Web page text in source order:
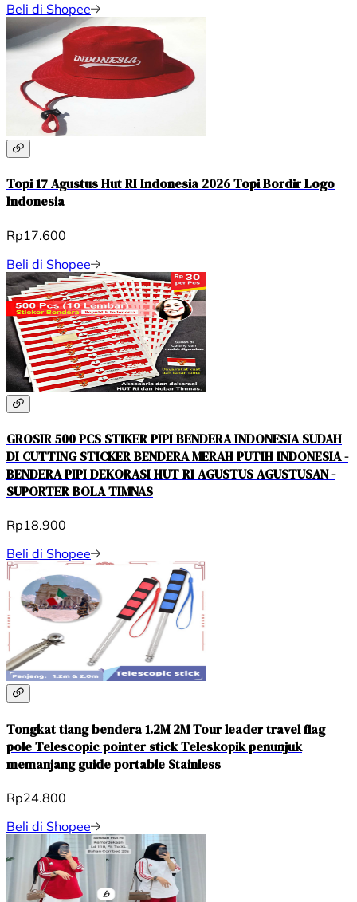
Beli di Shopee
Topi 17 Agustus Hut RI Indonesia 2026 Topi Bordir Logo
Indonesia
Rp17.600
Beli di Shopee
GROSIR 500 PCS STIKER PIPI BENDERA INDONESIA SUDAH
DI CUTTING STICKER BENDERA MERAH PUTIH INDONESIA -
BENDERA PIPI DEKORASI HUT RI AGUSTUS AGUSTUSAN -
SUPORTER BOLA TIMNAS
Rp18.900
Beli di Shopee
Tongkat tiang bendera 1.2M 2M Tour leader travel flag
pole Telescopic pointer stick Teleskopik penunjuk
memanjang guide portable Stainless
Rp24.800
Beli di Shopee